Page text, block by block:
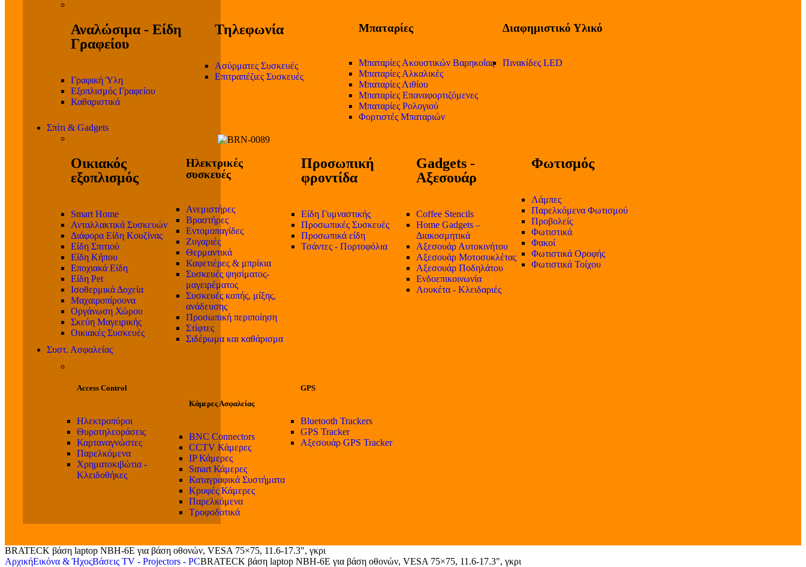
Αναλώσιμα - Είδη
Γραφείου
Γραφική Ύλη
Εξοπλισμός Γραφείου
Καθαριστικά
Τηλεφωνία
Ασύρματες Συσκευές
Επιτραπέζιες Συσκευές
Μπαταρίες
Μπαταρίες Ακουστικών Βαρηκοΐας
Μπαταρίες Αλκαλικές
Μπαταρίες Λιθίου
Μπαταρίες Επαναφορτιζόμενες
Μπαταρίες Ρολογιού
Φορτιστές Μπαταριών
Διαφημιστικό Υλικό
Πινακίδες LED
Σπίτι & Gadgets
Οικιακός
εξοπλισμός
Smart Home
Ανταλλακτικά Συσκευών
Διάφορα Είδη Κουζίνας
Είδη Σπιτιού
Είδη Κήπου
Εποχιακά Είδη
Είδη Pet
Ισοθερμικά Δοχεία
Μαχαιροπίρουνα
Οργάνωση Χώρου
Σκεύη Μαγειρικής
Οικιακές Συσκευές
Ηλεκτρικές
συσκευές
Ανεμιστήρες
Βραστήρες
Εντομοπαγίδες
Ζυγαριές
Θερμαντικά
Καφετιέρες & μπρίκια
Συσκευές ψησίματος-
μαγειρέματος
Συσκευές κοπής, μίξης,
ανάδευσης
Προσωπική περιποίηση
Στίφτες
Σιδέρωμα και καθάρισμα
Προσωπική
φροντίδα
Είδη Γυμναστικής
Προσωπικές Συσκευές
Προσωπικά είδη
Τσάντες - Πορτοφόλια
Gadgets -
Αξεσουάρ
Coffee Stencils
Home Gadgets –
Διακοσμητικά
Αξεσουάρ Αυτοκινήτου
Αξεσουάρ Μοτοσυκλέτας
Αξεσουάρ Ποδηλάτου
Ενδοεπικοινωνία
Λουκέτα - Κλειδαριές
Φωτισμός
Λάμπες
Παρελκόμενα Φωτισμού
Προβολείς
Φωτιστικά
Φακοί
Φωτιστικά Οροφής
Φωτιστικά Τοίχου
Συστ. Ασφαλείας
Access Control
Ηλεκτροπύροι
Θυροτηλεοράσεις
Καρταναγνώστες
Παρελκόμενα
Χρηματοκιβώτια -
Κλειδοθήκες
Κάμερες Ασφαλείας
BNC Connectors
CCTV Κάμερες
IP Κάμερες
Smart Κάμερες
Καταγραφικά Συστήματα
Κρυφές Κάμερες
Παρελκόμενα
Τροφοδοτικά
GPS
Bluetooth Trackers
GPS Tracker
Αξεσουάρ GPS Tracker
BRATECK βάση laptop NBH-6E για βάση οθονών, VESA 75×75, 11.6-17.3", γκρι
ΑρχικήΕικόνα & ΉχοςΒάσεις TV - Projectors - PCBRATECK βάση laptop NBH-6E για βάση οθονών, VESA 75×75, 11.6-17.3", γκρι